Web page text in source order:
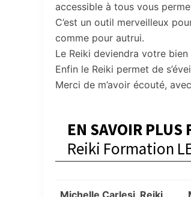
accessible à tous vous
C’est un outil merveilleux
comme pour autrui.
Le Reiki deviendra votre
Enfin le Reiki permet de
Merci de m’avoir écouté,
EN SAVOIR PLUS
Reiki Formation
Michelle Carlesi, Reiki,